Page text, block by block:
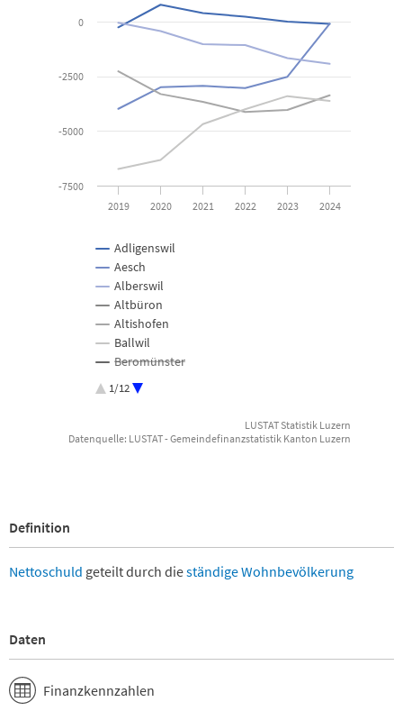
The chart has 1 X axis displaying categories.
The chart has 1 Y axis displaying Franken. Data ranges from -
Adligenswil
Aesch
Alberswil
Altbüron
Altishofen
Ballwil
Beromünster
Buchrain
Buttisholz
Dagmersellen
Emmen
Entlebuch
Fischbach
Flühli
1/12
2019 2020 2021 2022 2023 2024
-7500
-5000
-2500
0
LUSTAT Statistik Luzern
Datenquelle: LUSTAT - Gemeindefinanzstatistik Kanton Luzern
Definition
Nettoschuld geteilt durch dieständige Wohnbevölkerung
Daten
Finanzkennzahlen